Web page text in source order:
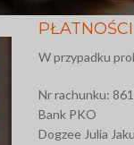
PŁATNOŚCI
W przypadku
Nr rachunku:
Bank PKO
Dogzee Julia